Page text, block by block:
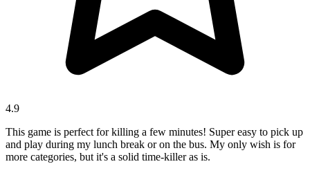
4.9
This game is perfect for killing a few minutes! Super easy to pick up
and play during my lunch break or on the bus. My only wish is for
more categories, but it's a solid time-killer as is.